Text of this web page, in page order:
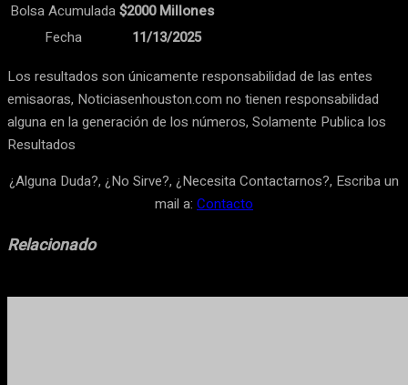
Bolsa Acumulada$2000 Millones
Fecha
11/13/2025
Los resultados son únicamente responsabilidad de las entes
emisaoras, Noticiasenhouston.com no tienen responsabilidad
alguna en la generación de los números, Solamente Publica los
Resultados
¿Alguna Duda?, ¿No Sirve?, ¿Necesita Contactarnos?, Escriba un
mail a: Contacto
Relacionado